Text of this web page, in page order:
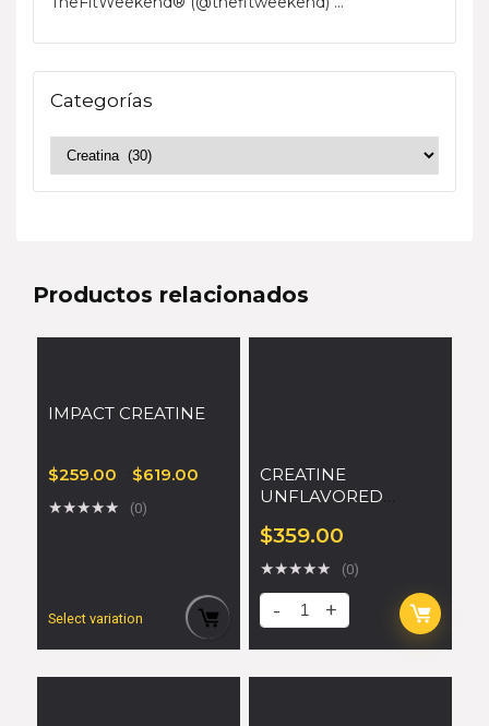
Categorías
Productos relacionados
IMPACT CREATINE
$259.00 $619.00
★★★★★ (0)
Select variation
CREATINE
UNFLAVORED
$359.00
★★★★★ (0)